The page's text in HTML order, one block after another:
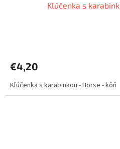
Kľúčenka s
€4,20
Kľúčenka s karabinkou - Horse - kôň